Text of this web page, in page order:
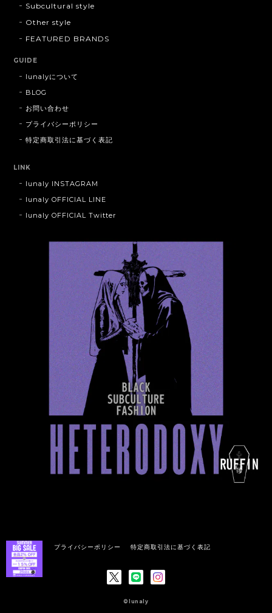
Subcultural style
Other style
FEATURED BRANDS
GUIDE
lunalyについて
BLOG
お問い合わせ
プライバシーポリシー
特定商取引法に基づく表記
LINK
lunaly INSTAGRAM
lunaly OFFICIAL LINE
lunaly OFFICIAL Twitter
プライバシーポリシー 特定商取引法に基づく表記
©lunaly